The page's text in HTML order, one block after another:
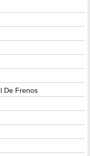
De Frenos